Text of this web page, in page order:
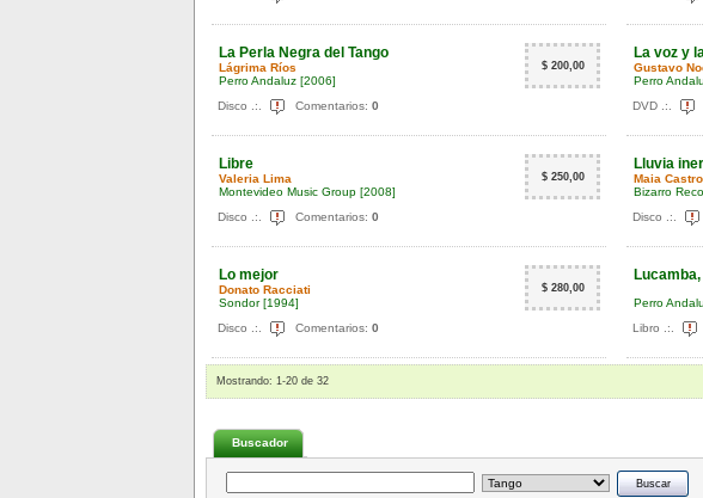
La Perla Negra del Tango
Lágrima Ríos
Perro Andaluz [2006]
$ 200,00
Disco .:. Comentarios: 0
La voz y
Gustavo
Perro
DVD .:.
Libre
Valeria Lima
Montevideo Music Group [2008]
$ 250,00
Disco .:. Comentarios: 0
Lluvia
Maia Castro
Bizarro
Disco .:.
Lo mejor
Donato Racciati
Sondor [1994]
$ 280,00
Disco .:. Comentarios: 0
Perro
Libro .:.
Mostrando: 1-20 de 32
Buscador